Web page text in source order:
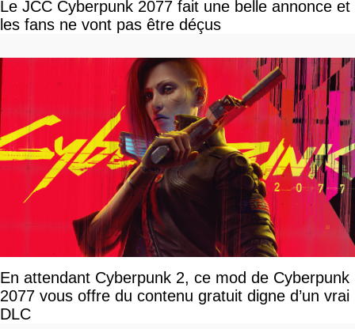
Le JCC Cyberpunk 2077 fait une belle annonce et
les fans ne vont pas être déçus
En attendant Cyberpunk 2, ce mod de Cyberpunk
2077 vous offre du contenu gratuit digne d’un vrai
DLC